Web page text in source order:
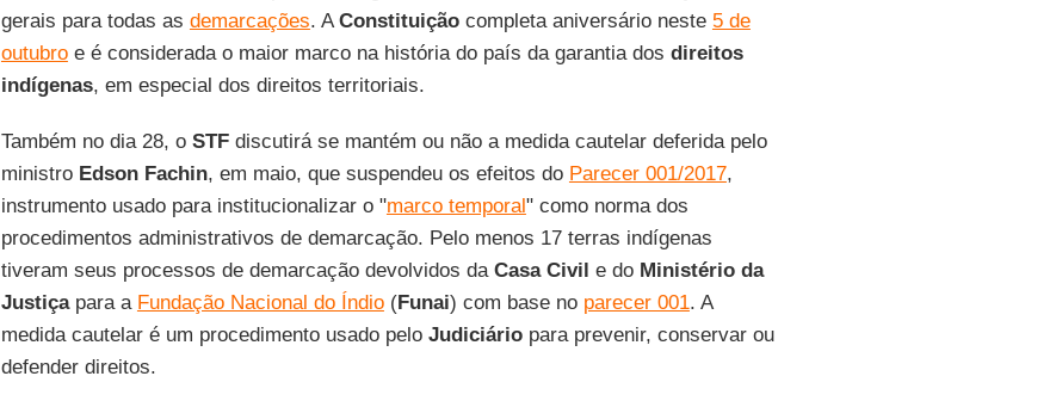
gerais para todas as demarcações. AConstituiçãocompleta aniversário neste 5 de
outubroe é considerada o maior marco na história do país da garantia dos direitos
indígenas, em especial dos direitos territoriais.
Também no dia 28, o STFdiscutirá se mantém ou não a medida cautelar deferida pelo
ministro Edson Fachin, em maio, que suspendeu os efeitos do Parecer 001/2017,
instrumento usado para institucionalizar o "marco temporal" como norma dos
procedimentos administrativos de demarcação. Pelo menos 17 terras indígenas
tiveram seus processos de demarcação devolvidos da Casa Civil e do Ministério da
Justiçapara a Fundação Nacional do Índio(Funai) com base no parecer 001. A
medida cautelar é um procedimento usado pelo Judiciáriopara prevenir, conservar ou
defender direitos.